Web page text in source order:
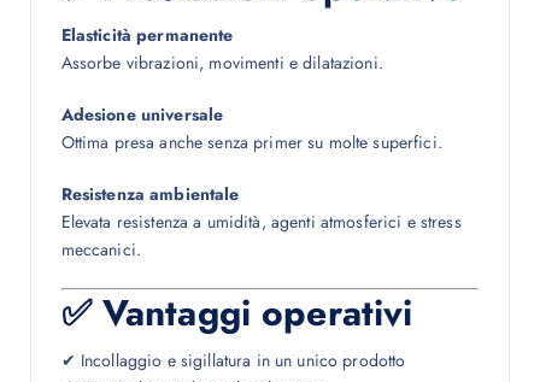
Elasticità permanente
Assorbe vibrazioni, movimenti e dilatazioni.
Adesione universale
Ottima presa anche senza primer su molte superfici.
Resistenza ambientale
Elevata resistenza a umidità, agenti atmosferici e stress
meccanici.
✅ Vantaggi operativi
✔ Incollaggio e sigillatura in un unico prodotto